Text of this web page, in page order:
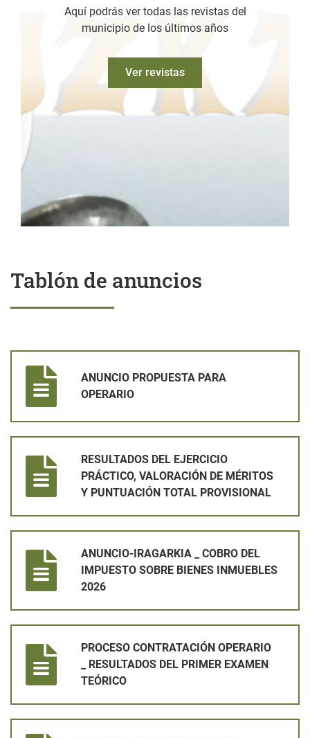
Aquí podrás ver todas las revistas del
municipio de los últimos años
Ver revistas
Tablón de anuncios
ANUNCIO PROPUESTA PARA
OPERARIO
RESULTADOS DEL EJERCICIO
PRÁCTICO, VALORACIÓN DE MÉRITOS
Y PUNTUACIÓN TOTAL PROVISIONAL
ANUNCIO-IRAGARKIA _ COBRO DEL
IMPUESTO SOBRE BIENES INMUEBLES
2026
PROCESO CONTRATACIÓN OPERARIO
_ RESULTADOS DEL PRIMER EXAMEN
TEÓRICO